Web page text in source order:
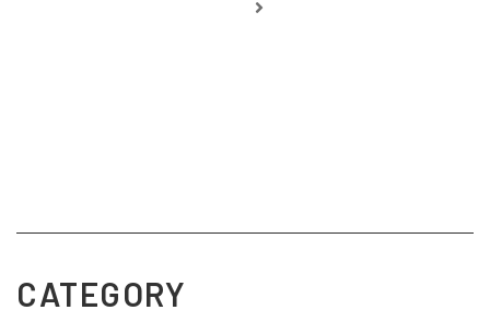
CATEGORY